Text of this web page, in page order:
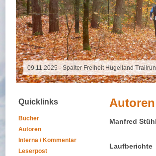
16.10.2025 - Grand Raid Reunion
Quicklinks
Bücher
Autoren
Interna / Kommentar
Leserpost
Autoren
Manfred
Laufberichte